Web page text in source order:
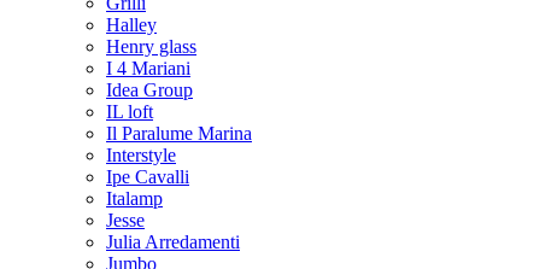
Halley
Henry glass
I 4 Mariani
Idea Group
IL loft
Il Paralume Marina
Interstyle
Ipe Cavalli
Italamp
Jesse
Julia Arredamenti
Jumbo